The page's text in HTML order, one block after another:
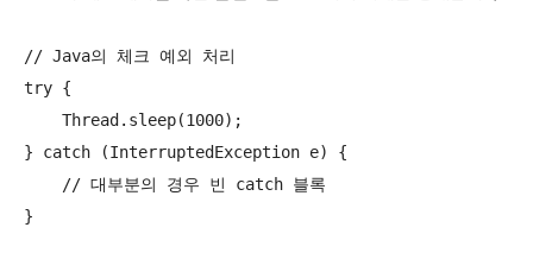
// Java의 체크 예외 처리
try {
    Thread.sleep(1000);
} catch (InterruptedException e) {
    // 대부분의 경우 빈 catch 블록
}